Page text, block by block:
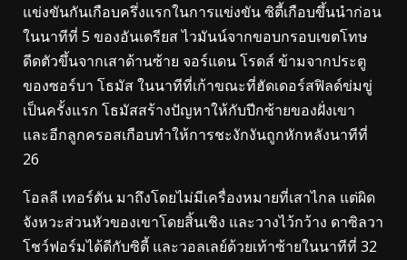
แข่งขันกันเกือบครึ่งแรกในการแข่งขันซิตี้เกือบขึ้นนำก่อน
ในนาทีที่ 5 ของอันเดรียส ไวมันน์จากขอบกรอบเขตโทษ
ดีดตัวขึ้นจากเสาด้านซ้าย จอร์แดน โรดส์ ข้ามจากประตู
ของซอร์บา โธมัส ในนาทีที่เก้าขณะที่ฮัดเดอร์สฟิลด์ข่มขู่
เป็นครั้งแรก โธมัสสร้างปัญหาให้กับปีกซ้ายของฝั่งเขา
และอีกลูกครอสเกือบทําให้การชะงักงันถูกหักหลังนาทีที่
26
โอลลี เทอร์ตัน มาถึงโดยไม่มีเครื่องหมายที่เสาไกล แต่ผิด
จังหวะส่วนหัวของเขาโดยสิ้นเชิง และวางไว้กว้าง ดาซิลวา
โชว์ฟอร์มได้ดีกับซิตี้ และวอลเลย์ด้วยเท้าซ้ายในนาทีที่ 32